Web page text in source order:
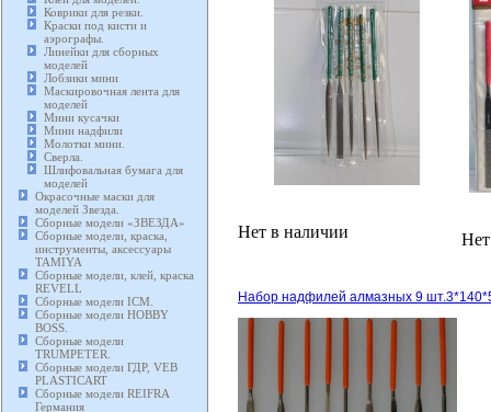
Коврики для резки.
Краски под кисти и
аэрографы.
Линейки для сборных
моделей
Лобзики мини
Маскировочная лента для
моделей
Мини кусачки
Мини надфили
Молотки мини.
Сверла.
Шлифовальная бумага для
моделей
Окрасочные маски для
моделей Звезда.
Сборные модели «ЗВЕЗДА»
Сборные модели, краска,
инструменты, аксессуары
TAMIYA
Сборные модели, клей, краска
REVELL
Сборные модели ICM.
Сборные модели HOBBY
BOSS.
Сборные модели
TRUMPETER.
Сборные модели ГДР, VEB
PLASTICART
Сборные модели REIFRA
Германия
Нет в наличии
Набор надфилей алмазных 9